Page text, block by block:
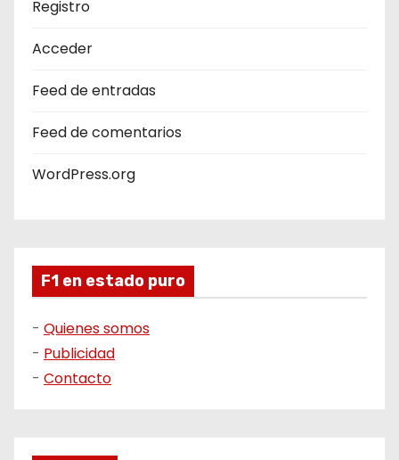
Registro
Acceder
Feed de entradas
Feed de comentarios
WordPress.org
F1 en estado puro
- Quienes somos
- Publicidad
- Contacto